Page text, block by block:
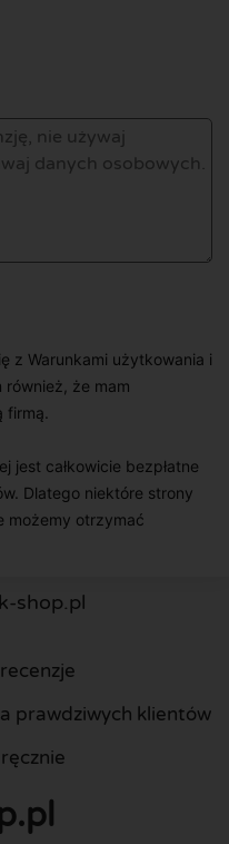
z Warunkami użytkowania i
że mam
jest całkowicie bezpłatne
Dlatego niektóre strony
możemy otrzymać
shop.pl
prawdziwych klientów